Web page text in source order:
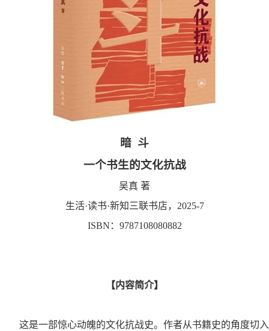
暗 斗
一个书生的文化抗战
吴真 著
生活·读书·新知三联书店， 2025-7
ISBN ： 9787108080882
【内容简介】
这是一部惊心动魄的文化抗战史。作者从书籍史的角度切入